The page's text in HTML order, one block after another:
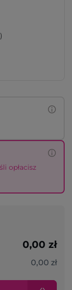
opłacisz
0,00 zł
0,00 zł